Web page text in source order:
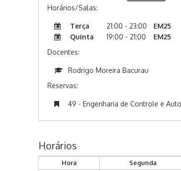
Horários/Salas:
Terça 21:00 - 23:00
EM25
Quinta
19:00 - 21:00
EM25
Docentes:
Rodrigo Moreira Bacurau
Reservas:
49 - Engenharia de Controle e
Horários
Hora Segunda